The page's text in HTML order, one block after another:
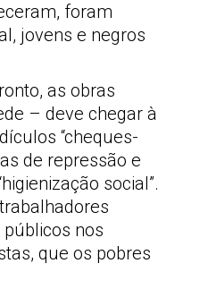
foram
jovens e negros
as obras
– deve chegar à
“cheques-
de repressão e
social”.
nos
que os pobres